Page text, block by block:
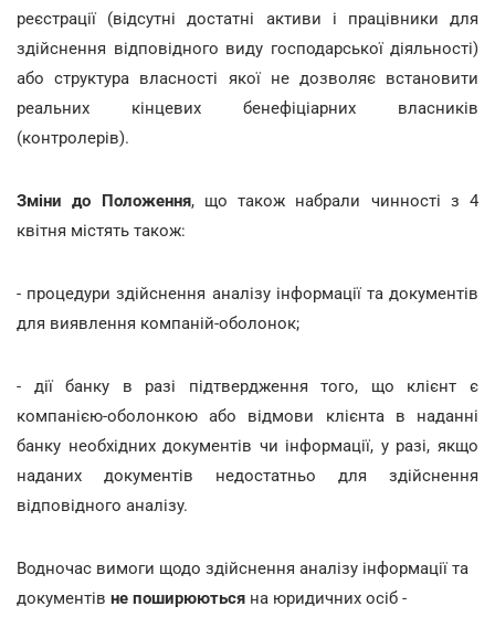
реєстрації (відсутні достатні активи і працівники для
здійснення відповідного виду господарської діяльності)
або структура власності якої не дозволяє встановити
реальних кінцевих бенефіціарних власників
(контролерів).
Зміни до Положення, що також набрали чинності з 4
квітня містять також:
- процедури здійснення аналізу інформації та документів
для виявлення компаній-оболонок;
- дії банку в разі підтвердження того, що клієнт є
компанією-оболонкою або відмови клієнта в наданні
банку необхідних документів чи інформації, у разі, якщо
наданих документів недостатньо для здійснення
відповідного аналізу.
Водночас вимоги щодо здійснення аналізу інформації та
документів не поширюються на юридичних осіб -